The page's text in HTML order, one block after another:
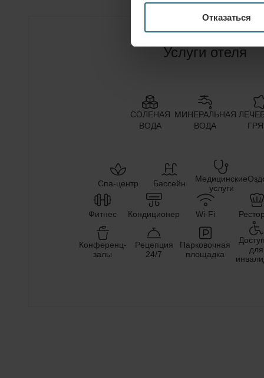
Отказаться
Подводная аэробика (6)
Рефлексология / Индийский массаж головы
Массаж горячими камнями (5)
Биоптронная светотерапия (10)
Услуги отеля
СОЛЕНАЯ
ВОДА
МИНЕРАЛЬНАЯ
ВОДА
Спа-центр Бассейн
Медицинские
услуги
Фитнес Кондиционер Wi-Fi
Конференц-
залы
Pецепция
24/7
Парковочная
площадка
для